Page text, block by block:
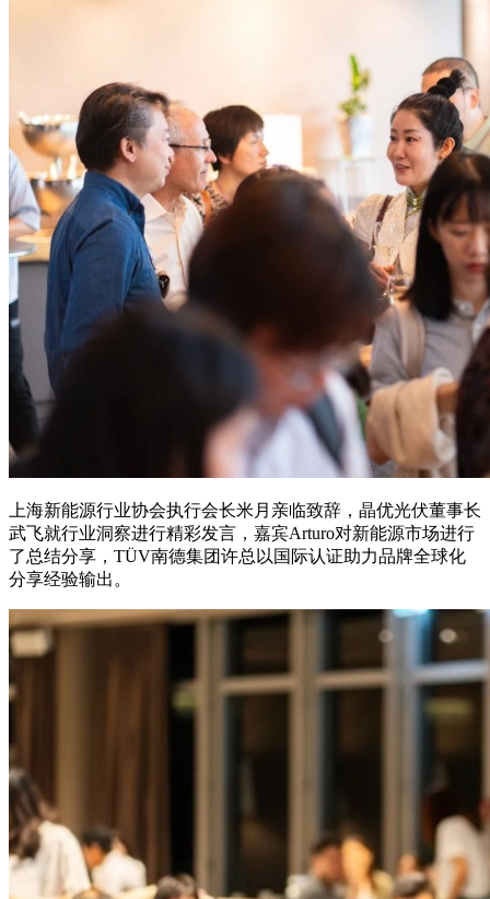
上海新能源行业协会执行会长米月亲临致辞，晶优光伏董事长
武飞就行业洞察进行精彩发言，嘉宾Arturo对新能源市场进行
了总结分享，TÜV南德集团许总以国际认证助力品牌全球化
分享经验输出。